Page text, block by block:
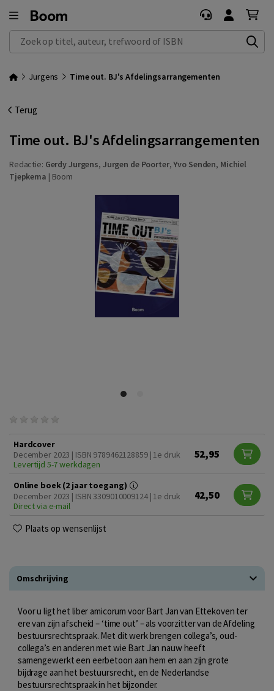
Zoek op titel, auteur, trefwoord of ISBN
Jurgens Time out. BJ's Afdelingsarrangementen
Terug
Time out. BJ's Afdelingsarrangementen
Redactie: Gerdy Jurgens, Jurgen de Poorter,Yvo Senden, Michiel
Tjepkema | Boom
Hardcover
December 2023 | ISBN 9789462128859 | 1e druk
Levertijd 5-7 werkdagen
52,95
Online boek (2 jaar toegang)
December 2023 | ISBN 3309010009124 | 1e druk
Direct via e-mail
42,50
Plaats op wensenlijst
Omschrijving
Voor u ligt het liber amicorum voor Bart Jan van Ettekoven ter
ere van zijn afscheid – ‘time out’ – als voorzitter van de Afdeling
bestuursrechtspraak. Met dit werk brengen collega’s, oud-
collega’s en anderen met wie Bart Jan nauw heeft
samengewerkt een eerbetoon aan hem en aan zijn grote
bijdrage aan het bestuursrecht, en de Nederlandse
bestuursrechtspraak in het bijzonder.